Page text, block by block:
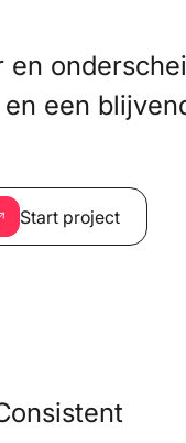
een
Start project